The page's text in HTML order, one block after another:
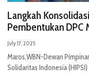
Langkah
Pembentukan DPC
July 17, 2025
Maros,WBN-Dewan
Solidaritas Indonesia